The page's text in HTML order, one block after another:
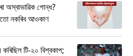
অস্বাভাৱিক গোন্ধ?
নকৰিব আওকাণ
টি-২০ বিশ্বকাপ;